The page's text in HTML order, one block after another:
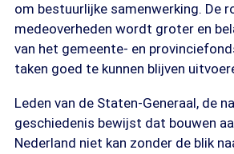
om bestuurlijke samenwerking. De
medeoverheden wordt groter en
van het gemeente- en
taken goed te kunnen blijven
Leden van de Staten-Generaal, de
geschiedenis bewijst dat bouwen
Nederland niet kan zonder de blik